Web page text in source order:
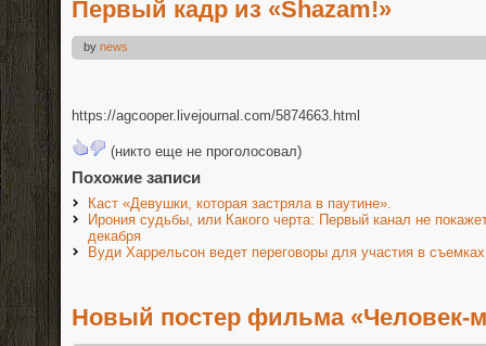
Первый кадр из «Shazam!»
by news
https://agcooper.livejournal.com/5874663.html
(никто еще не проголосовал)
Похожие записи
Каст «Девушки, которая застряла в паутине».
Ирония судьбы, или Какого черта: Первый канал не
декабря
Вуди Харрельсон ведет переговоры для участия в
Новый постер фильма «Человек-